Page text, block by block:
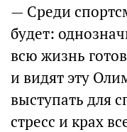
— Среди
будет:
всю жизнь
и видят эту
выступать для
стресс и крах